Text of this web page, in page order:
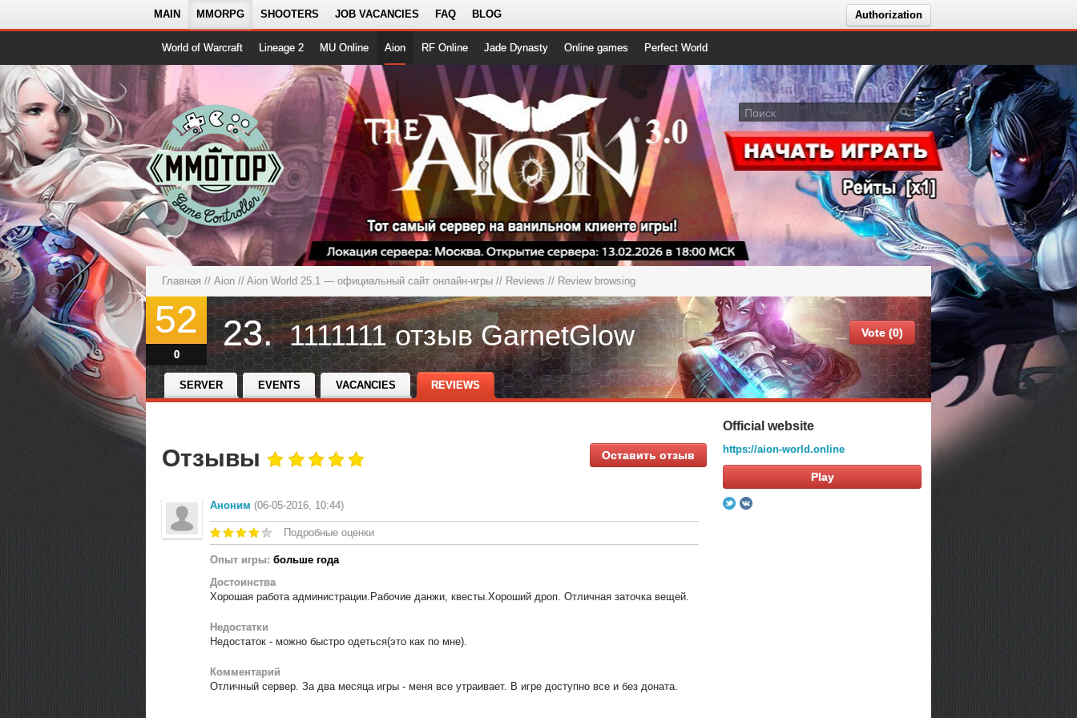
MAIN MMORPG SHOOTERS JOB VACANCIES FAQ BLOG Authorization
World of Warcraft Lineage 2 MU Online Aion RF Online Jade Dynasty Online games Perfect World
Главная // Aion // Aion World 25.1 — официальный сайт онлайн-игры // Reviews // Review browsing
52
0
23. 1111111 отзыв GarnetGlow Vote (0)
SERVER EVENTS VACANCIES REVIEWS
Отзывы Оставить отзыв
Аноним (06-05-2016, 10:44)
Подробные оценки
Опыт игры: больше года
Достоинства
Хорошая работа администрации.Рабочие данжи, квесты.Хороший дроп. Отличная заточка вещей.
Недостатки
Недостаток - можно быстро одеться(это как по мне).
Комментарий
Отличный сервер. За два месяца игры - меня все утраивает. В игре доступно все и без доната.
Official website
https://aion-world.online
Play